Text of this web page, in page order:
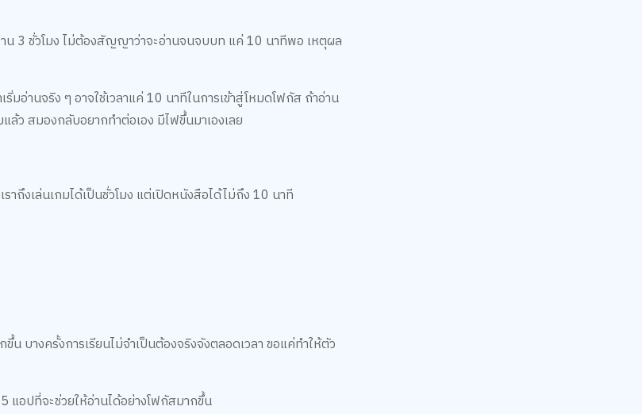
3 ชั่วโมง ไม่ต้องสัญญาว่าจะอ่านจนจบบท แค่ 10 นาทีพอ เหตุผล
มอ่านจริง ๆ อาจใช้เวลาแค่ 10 นาทีในการเข้าสู่โหมดโฟกัส ถ้าอ่าน
ว สมองกลับอยากทำต่อเอง มีไฟขึ้นมาเองเลย
ถึงเล่นเกมได้เป็นชั่วโมง แต่เปิดหนังสือได้ไม่ถึง 10 นาที
น บางครั้งการเรียนไม่จำเป็นต้องจริงจังตลอดเวลา ขอแค่ทำให้ตัว
แอปที่จะช่วยให้อ่านได้อย่างโฟกัสมากขึ้น